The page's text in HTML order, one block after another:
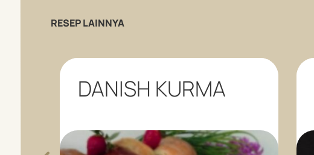
RESEP LAINNYA
DANISH KURMA